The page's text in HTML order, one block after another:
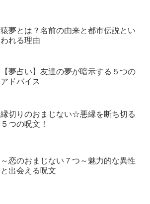
猿夢とは？名前の由来と都市伝説とい
われる理由
【夢占い】友達の夢が暗示する５つの
アドバイス
縁切りのおまじない☆悪縁を断ち切る
５つの呪文！
～恋のおまじない７つ～魅力的な異性
と出会える呪文